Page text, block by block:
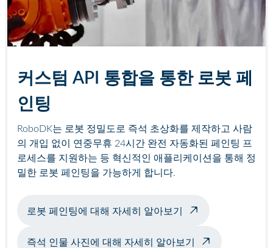
커스텀 API 통합을 통한 로봇 페
인팅
RoboDK는 로봇 정밀도로 즉석 초상화를 제작하고 사람
의 개입 없이 연중무휴 24시간 완전 자동화된 페인팅 프
로세스를 지원하는 등 혁신적인 애플리케이션을 통해 정
밀한 로봇 페인팅을 가능하게 합니다.
로봇 페인팅에 대해 자세히 알아보기
즉석 인물 사진에 대해 자세히 알아보기